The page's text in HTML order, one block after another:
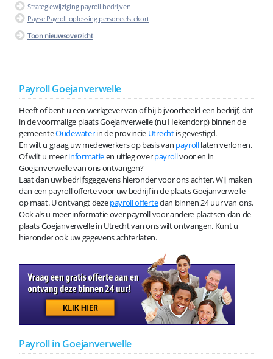
Strategiewijziging payroll bedrijven
Payse Payroll oplossing personeelstekort
Toon nieuwsoverzicht
Payroll Goejanverwelle
Heeft of bent u een werkgever van of bij bijvoorbeeld een bedrijf, dat
in de voormalige plaats Goejanverwelle (nu Hekendorp) binnen de
gemeenteOudewaterin de provincie Utrechtis gevestigd.
En wilt u graag uw medewerkers op basis van payrolllaten verlonen.
Of wilt u meerinformatieen uitleg overpayrollvoor en in
Goejanverwelle van ons ontvangen?
Laat dan uw bedrijfsgegevens hieronder voor ons achter. Wij maken
dan een payroll offerte voor uw bedrijf in de plaats Goejanverwelle
op maat. U ontvangt dezepayroll offertedan binnen 24 uur van ons.
Ook als u meer informatie over payroll voor andere plaatsen dan de
plaats Goejanverwelle in Utrecht van ons wilt ontvangen. Kunt u
hieronder ook uw gegevens achterlaten.
Payroll in Goejanverwelle